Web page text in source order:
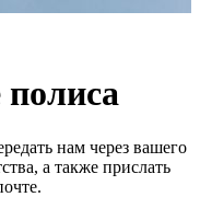
нам через вашего
а также прислать